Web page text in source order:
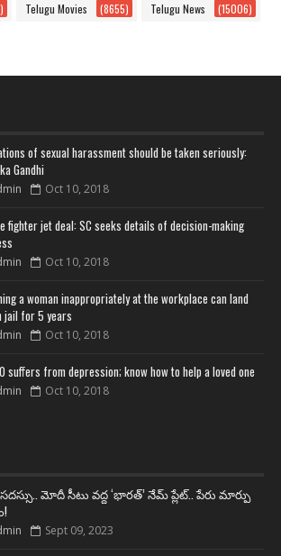
Telugu Movies (8655) Telugu News (15006)
of sexual harassment should be taken seriously:
Gandhi
Oct 10, 2018
fighter jet deal: SC seeks details of decision-making
Oct 10, 2018
a woman inappropriately at the workplace can land
jail for 5 years
Oct 10, 2018
suffers from depression; know how to help a loved one
Oct 10, 2018
మోదీ సీటు వద్ద ‘భారత్’ నేమ్ ప్లేట్‌.. పేరు మార్పు
Sept 09, 2023